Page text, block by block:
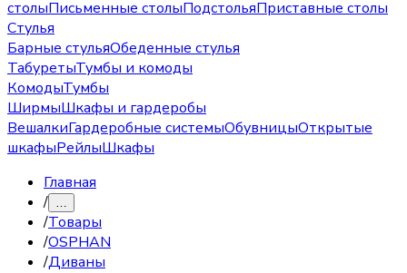
столыПисьменные столыПодстольяПриставные столы
Стулья
Барные стульяОбеденные стулья
ТабуретыТумбы и комоды
КомодыТумбы
ШирмыШкафы и гардеробы
ВешалкиГардеробные системыОбувницыОткрытые
шкафыРейлыШкафы
Главная
/ …
/Товары
/OSPHAN
/Диваны